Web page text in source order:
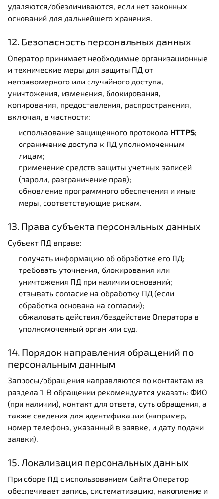
удаляются/обезличиваются, если нет законных
оснований для дальнейшего хранения.
12. Безопасность персональных данных
Оператор принимает необходимые организационные
и технические меры для защиты ПД от
неправомерного или случайного доступа,
уничтожения, изменения, блокирования,
копирования, предоставления, распространения,
включая, в частности:
использование защищенного протокола HTTPS;
ограничение доступа к ПД уполномоченным
лицам;
применение средств защиты учетных записей
(пароли, разграничение прав);
обновление программного обеспечения и иные
меры, соответствующие рискам.
13. Права субъекта персональных данных
Субъект ПД вправе:
получать информацию об обработке его ПД;
требовать уточнения, блокирования или
уничтожения ПД при наличии оснований;
отзывать согласие на обработку ПД (если
обработка основана на согласии);
обжаловать действия/бездействие Оператора в
уполномоченный орган или суд.
14. Порядок направления обращений по
персональным данным
Запросы/обращения направляются по контактам из
раздела 1. В обращении рекомендуется указать: ФИО
(при наличии), контакт для ответа, суть обращения, а
также сведения для идентификации (например,
номер телефона, указанный в заявке, и дату подачи
заявки).
15. Локализация персональных данных
При сборе ПД с использованием Сайта Оператор
обеспечивает запись, систематизацию, накопление и